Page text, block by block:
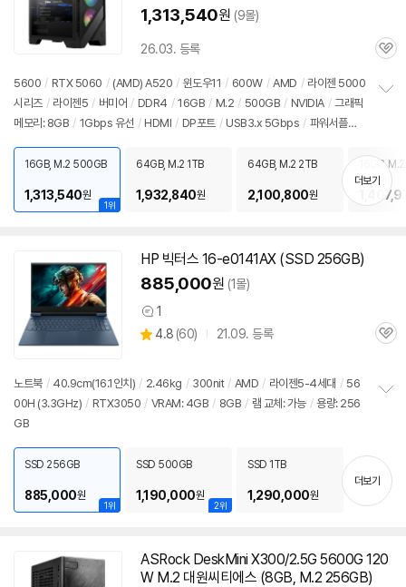
1,313,540원 (9몰)
26.03. 등록
관
5600 / RTX 5060 / (AMD) A520 / 윈도우11 / 600W / AMD / 라이젠 5000
시리즈 / 라이젠5 / 버미어 / DDR4 / 16GB / M.2 / 500GB / NVIDIA / 그래픽
메모리: 8GB / 1Gbps 유선 / HDMI / DP포트 / USB3.x 5Gbps / 파워서플라
치
기
1위
16GB, M.2 500GB
1,313,540원
64GB, M.2 1TB
1,932,840원
64GB, M.2 2TB
2,100,800원
16GB,
더보기
HP 빅터스 16-e0141AX (SSD 256GB)
885,000원 (1몰)
상
품
1
별
4.8 (상
뷰
60) 21.09. 등록
관
노트북 / 40.9cm(16.1인치) / 2.46kg / 300nit / AMD / 라이젠5-4세대 / 56
00H (3.3GHz) / RTX3050 / VRAM: 4GB / 8GB / 램 교체: 가능 / 용량: 256
GB
기
1위
SSD 256GB
885,000원
2위
SSD 500GB
1,190,000원
SSD 1TB
1,290,000원
더보기
ASRock DeskMini X300/2.5G 5600G 120
W M.2 대원씨티에스 (8GB, M.2 256GB)